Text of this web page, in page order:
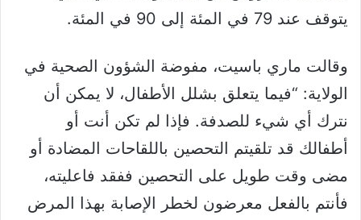
يتوقف عند 79 في المئة إلى 90 في المئة.
وقالت ماري باسيت، مفوضة الشؤون الصحية في
الولاية: “فيما يتعلق بشلل الأطفال، لا يمكن أن
نترك أي شيء للصدفة. فإذا لم تكن أنت أو
أطفالك قد تلقيتم التحصين باللقاحات المضادة أو
مضى وقت طويل على التحصين ففقد فاعليته،
فأنتم بالفعل معرضون لخطر الإصابة بهذا المرض